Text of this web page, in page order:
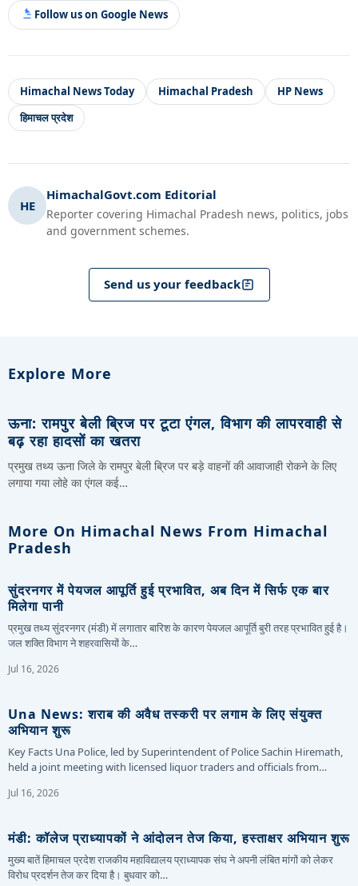
Follow us on Google News
Himachal News Today Himachal Pradesh
HP News
हिमाचल प्रदेश
HE
HimachalGovt.com Editorial
Reporter covering Himachal Pradesh news, politics, jobs
and government schemes.
Send us your feedback
Explore More
ऊना: रामपुर बेली ब्रिज पर टूटा एंगल, विभाग की लापरवाही से
बढ़ रहा हादसों का खतरा
प्रमुख तथ्य ऊना जिले के रामपुर बेली ब्रिज पर बड़े वाहनों की आवाजाही रोकने के लिए
लगाया गया लोहे का एंगल कई…
More On Himachal News From Himachal
Pradesh
सुंदरनगर में पेयजल आपूर्ति हुई प्रभावित, अब दिन में सिर्फ एक बार
मिलेगा पानी
प्रमुख तथ्य सुंदरनगर (मंडी) में लगातार बारिश के कारण पेयजल आपूर्ति बुरी तरह प्रभावित हुई है।
जल शक्ति विभाग ने शहरवासियों के…
Jul 16, 2026
Una News: शराब की अवैध तस्करी पर लगाम के लिए संयुक्त
अभियान शुरू
Key Facts Una Police, led by Superintendent of Police Sachin Hiremath,
held a joint meeting with licensed liquor traders and officials from…
Jul 16, 2026
मंडी: कॉलेज प्राध्यापकों ने आंदोलन तेज किया, हस्ताक्षर अभियान शुरू
मुख्य बातें हिमाचल प्रदेश राजकीय महाविद्यालय प्राध्यापक संघ ने अपनी लंबित मांगों को लेकर
विरोध प्रदर्शन तेज कर दिया है। बुधवार को…